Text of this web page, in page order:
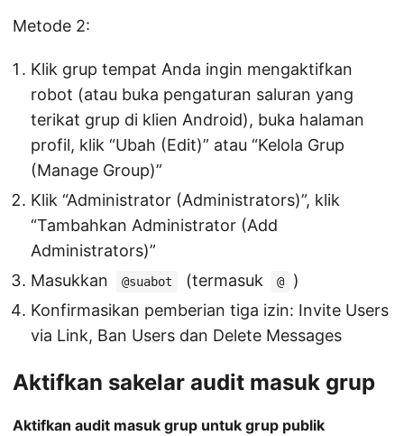
Metode 2:
Klik grup tempat Anda ingin mengaktifkan
robot (atau buka pengaturan saluran yang
terikat grup di klien Android), buka halaman
profil, klik “Ubah (Edit)” atau “Kelola Grup
(Manage Group)”
Klik “Administrator (Administrators)”, klik
“Tambahkan Administrator (Add
Administrators)”
Masukkan
@suabot (termasuk @
)
Konfirmasikan pemberian tiga izin: Invite Users
via Link, Ban Users dan Delete Messages
Aktifkan sakelar audit masuk grup
Aktifkan audit masuk grup untuk grup publik